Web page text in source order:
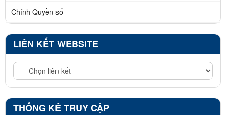
Chính Quyền số
LIÊN KẾT WEBSITE
THỐNG KÊ TRUY CẬP